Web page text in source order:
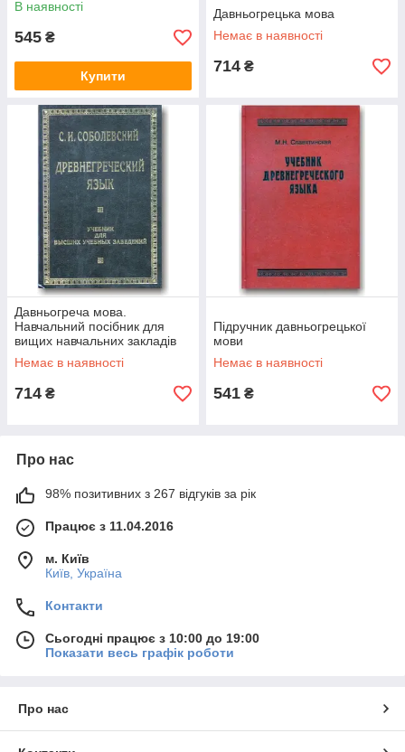
В наявності
545 ₴
Купити
Давньогрецька мова
Немає в наявності
714 ₴
Давньогреча мова.
Навчальний посібник для
вищих навчальних закладів
Немає в наявності
714 ₴
Підручник давньогрецької
мови
Немає в наявності
541 ₴
Про нас
98% позитивних з 267 відгуків за рік
Працює з 11.04.2016
м. Київ
Київ, Україна
Контакти
Сьогодні працює з 10:00 до 19:00
Показати весь графік роботи
Про нас